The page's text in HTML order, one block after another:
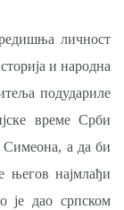
личност
и народна
подудариле
време Срби
а да би
његов најмлађи
је дао српском